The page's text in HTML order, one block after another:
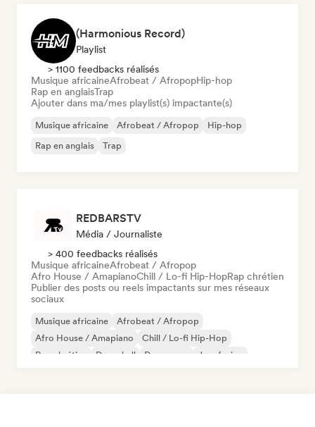
(Harmonious Record)
Playlist
> 1100 feedbacks réalisés
Musique africaineAfrobeat / AfropopHip-hop
Rap en anglaisTrap
Ajouter dans ma/mes playlist(s) impactante(s)
Musique africaine Afrobeat / Afropop
Hip-hop
Rap en anglais
Trap
REDBARSTV
Média / Journaliste
> 400 feedbacks réalisés
Musique africaineAfrobeat / Afropop
Afro House / AmapianoChill / Lo-fi Hip-HopRap chrétien
Publier des posts ou reels impactants sur mes réseaux
sociaux
Musique africaine
Afrobeat / Afropop
Afro House / Amapiano
Chill / Lo-fi Hip-Hop
Rap chrétien
Dancehall Dance pop Jazz fusion